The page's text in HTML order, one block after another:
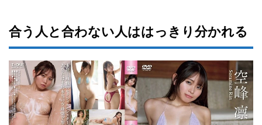
合う人と合わない人ははっきり分かれる